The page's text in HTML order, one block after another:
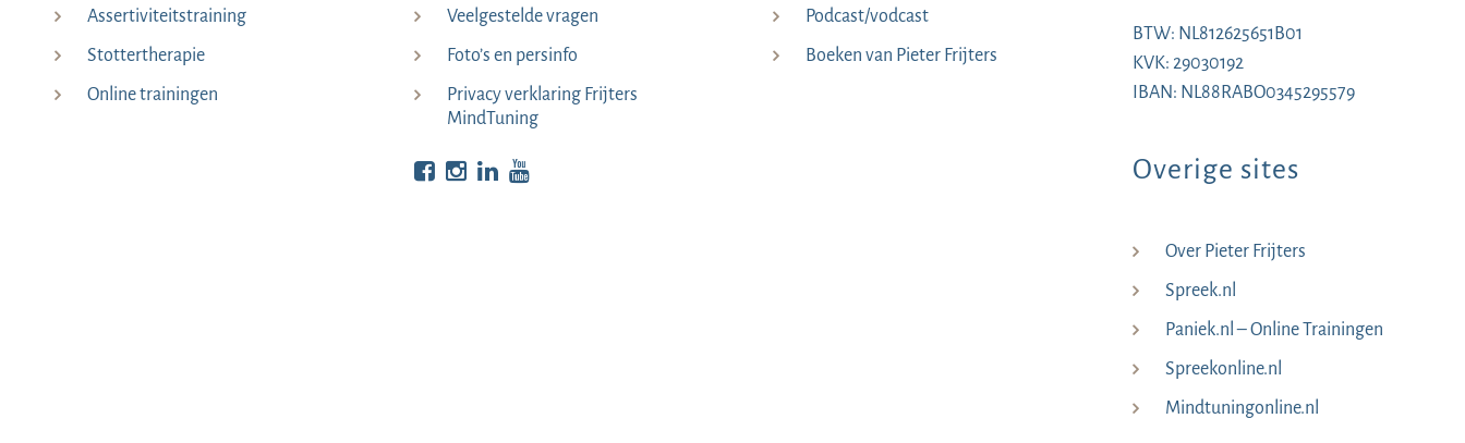
Assertiviteitstraining
Stottertherapie
Online trainingen
Veelgestelde vragen
Foto’s en persinfo
Privacy verklaring Frijters
MindTuning
Bekijk op Facebook
Bekijk op Instagram
Bekijk op LinkedIn
Podcast/vodcast
Boeken van Pieter Frijters
BTW: NL812625651B01
KVK: 29030192
IBAN: NL88RABO0345295579
Overige sites
Over Pieter Frijters
Spreek.nl
Paniek.nl – Online Trainingen
Spreekonline.nl
Mindtuningonline.nl